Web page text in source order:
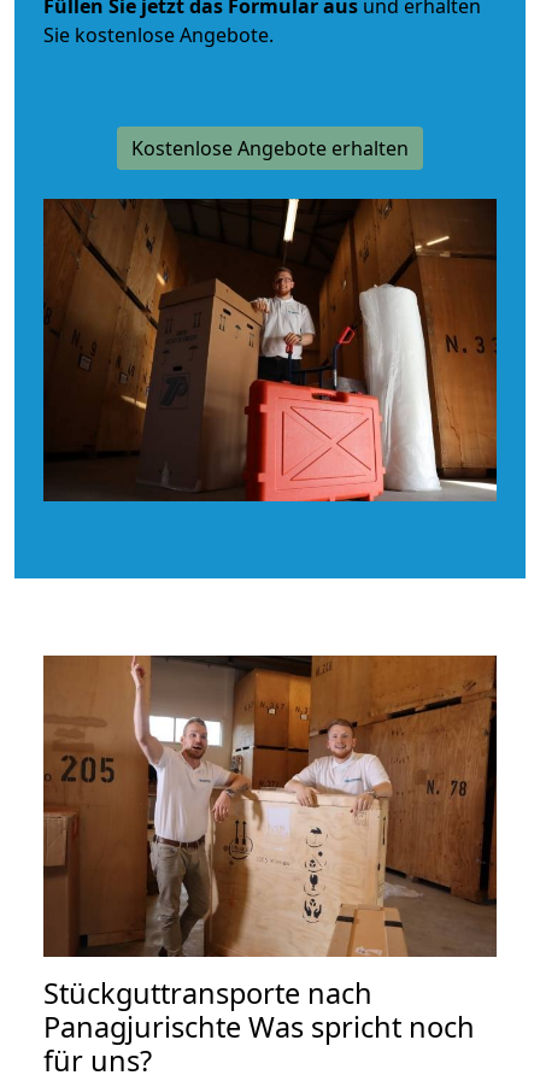
Füllen Sie jetzt das Formular aus und erhalten
Sie kostenlose Angebote.
Kostenlose Angebote erhalten
Stückguttransporte nach
Panagjurischte Was spricht noch
für uns?